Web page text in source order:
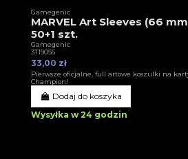
Gamegenic
MARVEL Art Sleeves (66
50+1 szt.
Gamegenic
3T19056
33,00 zł
Pierwsze oficjalne, full artowe koszulki na
Champion!
Dodaj do koszyka
Wysyłka w 24 godzin